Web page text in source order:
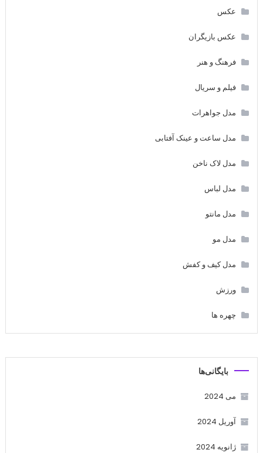
عکس
عکس بازیگران
فرهنگ و هنر
فیلم و سریال
مدل جواهرات
مدل ساعت و عینک آفتابی
مدل لاک ناخن
مدل لباس
مدل مانتو
مدل مو
مدل کیف و کفش
ورزش
چهره ها
بایگانی‌ها
می 2024
آوریل 2024
ژانویه 2024